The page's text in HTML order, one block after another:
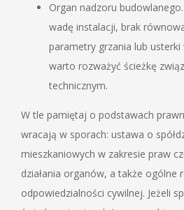
Organ nadzoru
wadę instalacji, brak
parametry grzania lub usterki
warto rozważyć ścieżkę
technicznym.
W tle pamiętaj o podstawach
wracają w sporach: ustawa o
mieszkaniowych w zakresie praw
działania organów, a także ogólne
odpowiedzialności cywilnej. Jeżeli